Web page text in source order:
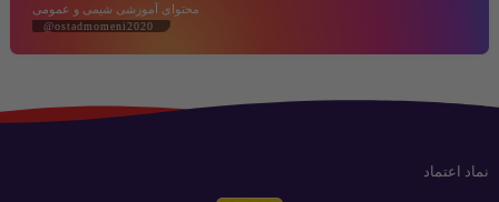
محتوای آموزشی شیمی و عمومی
@ostadmomeni2020
نماد اعتماد